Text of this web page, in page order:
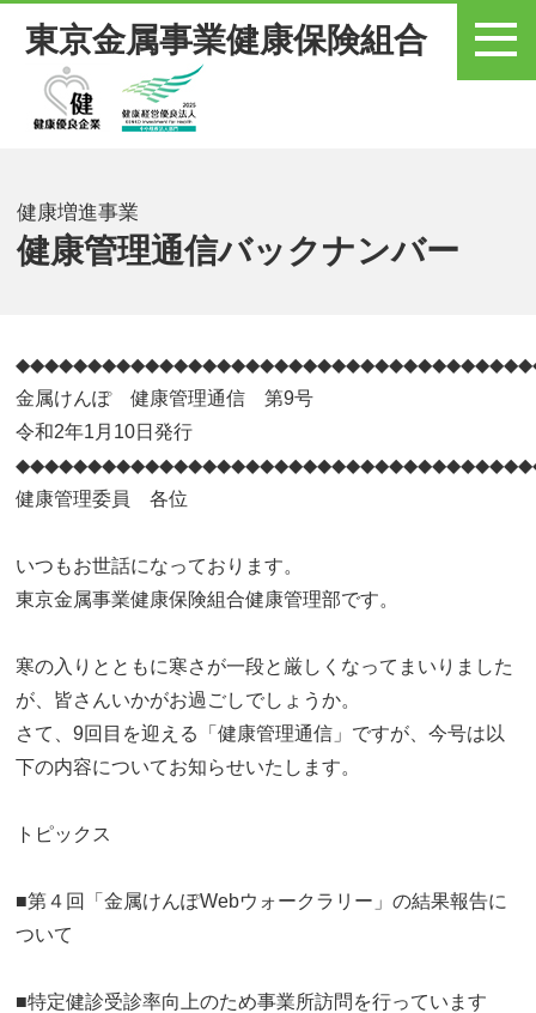
東京金属事業健康保険組合
健康増進事業
健康管理通信バックナンバー
金属けんぽ 健康管理通信 第9号
令和2年1月10日発行
健康管理委員 各位
いつもお世話になっております。
東京金属事業健康保険組合健康管理部です。
寒の入りとともに寒さが一段と厳しくなってまいりました
が、皆さんいかがお過ごしでしょうか。
さて、9回目を迎える「健康管理通信」ですが、今号は以
下の内容についてお知らせいたします。
トピックス
■第４回「金属けんぽWebウォークラリー」の結果報告に
ついて
■特定健診受診率向上のため事業所訪問を行っています